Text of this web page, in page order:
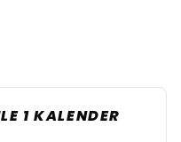
1 KALENDER